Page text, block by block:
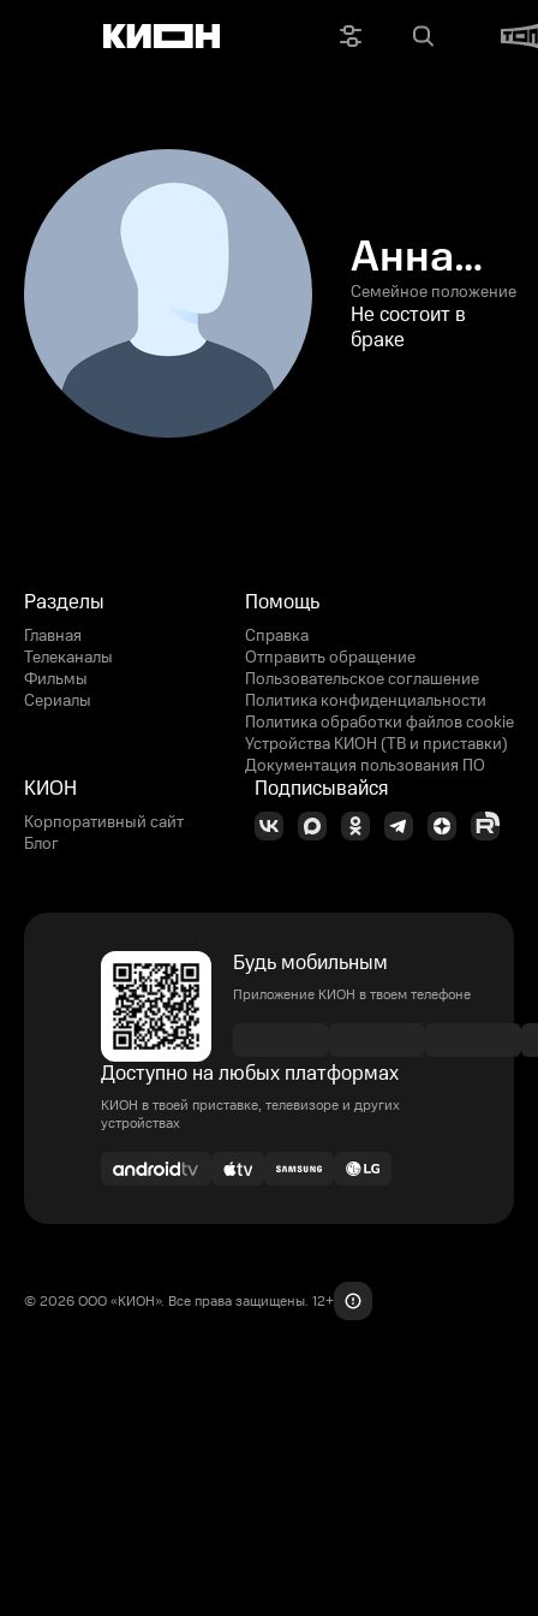
Анна
Луцтева
Семейное положение
Не состоит в
браке
Разделы
Главная
Телеканалы
Фильмы
Сериалы
Помощь
Справка
Отправить обращение
Пользовательское соглашение
Политика конфиденциальности
Политика обработки файлов cookie
Устройства КИОН (ТВ и приставки)
Документация пользования ПО
КИОН
Корпоративный сайт
Блог
Подписывайся
Будь мобильным
Приложение КИОН в твоем телефоне
Доступно на любых платформах
КИОН в твоей приставке, телевизоре и других
устройствах
© 2026 ООО «КИОН». Все права защищены. 12+